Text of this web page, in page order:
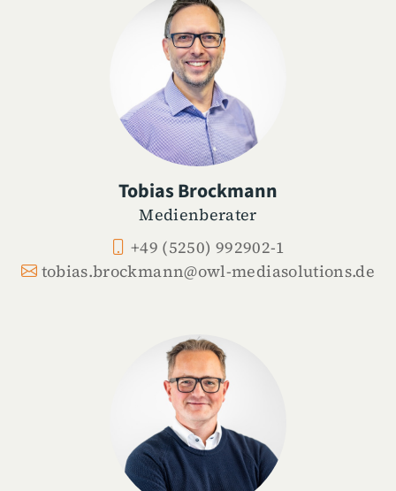
Tobias Brockmann
Medienberater
+49 (5250) 992902-1
tobias.brockmann@owl-mediasolutions.de